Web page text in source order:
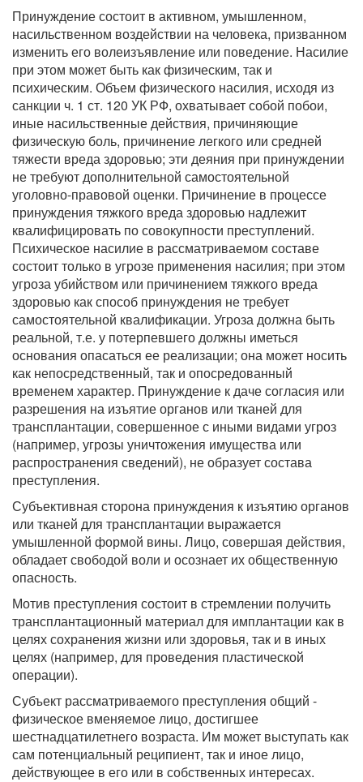
Принуждение состоит в активном, умышленном,
насильственном воздействии на человека, призванном
изменить его волеизъявление или поведение. Насилие
при этом может быть как физическим, так и
психическим. Объем физического насилия, исходя из
санкции ч. 1 ст. 120 УК РФ, охватывает собой побои,
иные насильственные действия, причиняющие
физическую боль, причинение легкого или средней
тяжести вреда здоровью; эти деяния при принуждении
не требуют дополнительной самостоятельной
уголовно-правовой оценки. Причинение в процессе
принуждения тяжкого вреда здоровью надлежит
квалифицировать по совокупности преступлений.
Психическое насилие в рассматриваемом составе
состоит только в угрозе применения насилия; при этом
угроза убийством или причинением тяжкого вреда
здоровью как способ принуждения не требует
самостоятельной квалификации. Угроза должна быть
реальной, т.е. у потерпевшего должны иметься
основания опасаться ее реализации; она может носить
как непосредственный, так и опосредованный
временем характер. Принуждение к даче согласия или
разрешения на изъятие органов или тканей для
трансплантации, совершенное с иными видами угроз
(например, угрозы уничтожения имущества или
распространения сведений), не образует состава
преступления.
Субъективная сторона принуждения к изъятию органов
или тканей для трансплантации выражается
умышленной формой вины. Лицо, совершая действия,
обладает свободой воли и осознает их общественную
опасность.
Мотив преступления состоит в стремлении получить
трансплантационный материал для имплантации как в
целях сохранения жизни или здоровья, так и в иных
целях (например, для проведения пластической
операции).
Субъект рассматриваемого преступления общий -
физическое вменяемое лицо, достигшее
шестнадцатилетнего возраста. Им может выступать как
сам потенциальный реципиент, так и иное лицо,
действующее в его или в собственных интересах.